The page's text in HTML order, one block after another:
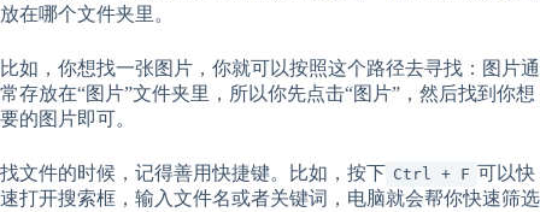
放在哪个文件夹里。
比如，你想找一张图片，你就可以按照这个路径去寻找：图片通
常存放在“图片”文件夹里，所以你先点击“图片”，然后找到你想
要的图片即可。
找文件的时候，记得善用快捷键。比如，按下 Ctrl + F 可以快
速打开搜索框，输入文件名或者关键词，电脑就会帮你快速筛选